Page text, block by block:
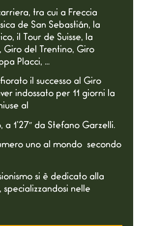
tra cui a Freccia
de San Sebastián, la
il Tour de Suisse, la
Giro del Trentino, Giro
Placci, …
il successo al Giro
indossato per 11 giorni la
al
a 1’27″ da Stefano Garzelli.
uno al mondo secondo
si è dedicato alla
specializzandosi nelle